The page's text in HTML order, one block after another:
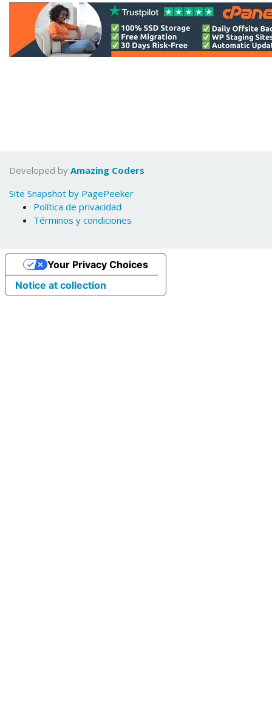
Developed by Amazing Coders
Site Snapshot by PagePeeker
Política de privacidad
Términos y condiciones
Notice at collection
Your Privacy Choices